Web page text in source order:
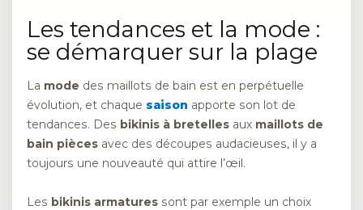
Les tendances et la mode :
se démarquer sur la plage
La mode des maillots de bain est en perpétuelle
évolution, et chaque saison apporte son lot de
tendances. Des bikinis à bretelles aux maillots de
bain pièces avec des découpes audacieuses, il y a
toujours une nouveauté qui attire l’œil.
Les bikinis armatures sont par exemple un choix